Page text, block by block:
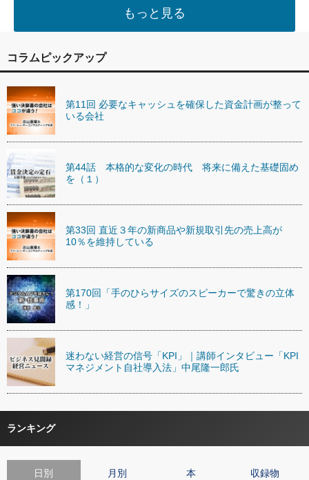
もっと見る
コラムピックアップ
第11回 必要なキャッシュを確保した資金計画が整って
いる会社
第44話 本格的な変化の時代 将来に備えた基礎固め
を（１）
第33回 直近３年の新商品や新規取引先の売上高が
10％を維持している
第170回「手のひらサイズのスピーカーで驚きの立体
感！」
迷わない経営の信号「KPI」｜講師インタビュー「KPI
マネジメント自社導入法」中尾隆一郎氏
ランキング
日別 月別 本 収録物